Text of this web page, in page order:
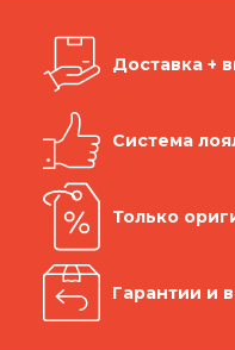
Доставка +
Система
Только
Гарантии и